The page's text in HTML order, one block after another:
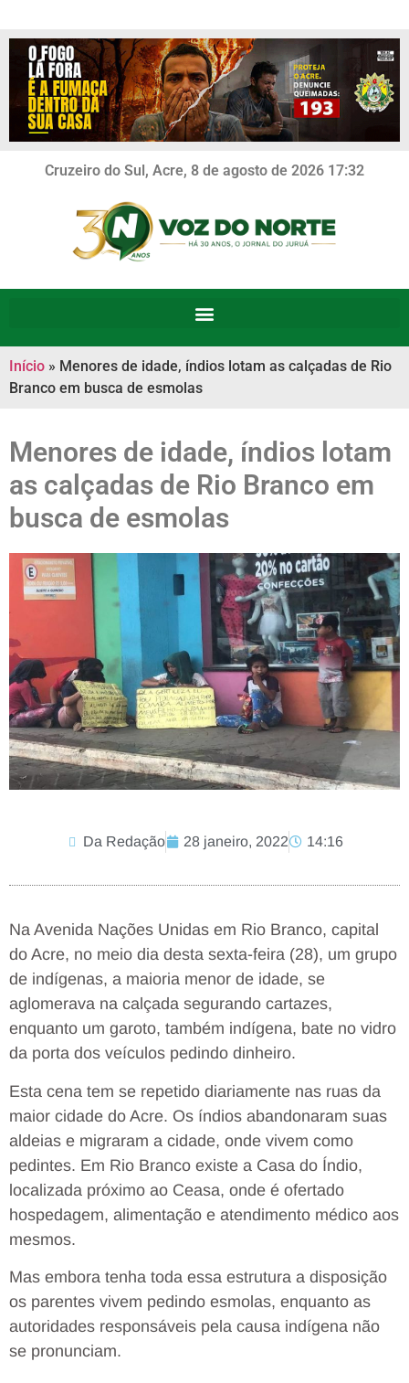
Cruzeiro do Sul, Acre, 8 de agosto de 2026 17:32
Início » Menores de idade, índios lotam as calçadas de Rio
Branco em busca de esmolas
Menores de idade, índios lotam
as calçadas de Rio Branco em
busca de esmolas
Da Redação 28 janeiro, 2022 14:16
Na Avenida Nações Unidas em Rio Branco, capital
do Acre, no meio dia desta sexta-feira (28), um grupo
de indígenas, a maioria menor de idade, se
aglomerava na calçada segurando cartazes,
enquanto um garoto, também indígena, bate no vidro
da porta dos veículos pedindo dinheiro.
Esta cena tem se repetido diariamente nas ruas da
maior cidade do Acre. Os índios abandonaram suas
aldeias e migraram a cidade, onde vivem como
pedintes. Em Rio Branco existe a Casa do Índio,
localizada próximo ao Ceasa, onde é ofertado
hospedagem, alimentação e atendimento médico aos
mesmos.
Mas embora tenha toda essa estrutura a disposição
os parentes vivem pedindo esmolas, enquanto as
autoridades responsáveis pela causa indígena não
se pronunciam.